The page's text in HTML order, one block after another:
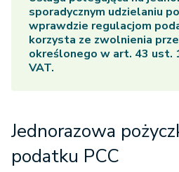
sporadycznym udzielaniu
wprawdzie regulacjom
korzysta ze zwolnienia
określonego w art. 43 ust.
VAT.
Jednorazowa
podatku PCC